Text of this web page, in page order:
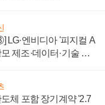
LG·엔비디아 '피지컬 A
제조·데이터·기술 결
체 포함 장기계약 '2.7